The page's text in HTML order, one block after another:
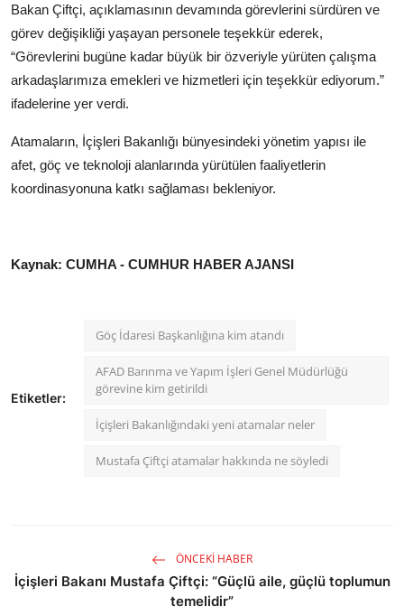
Bakan Çiftçi, açıklamasının devamında görevlerini sürdüren ve
görev değişikliği yaşayan personele teşekkür ederek,
“Görevlerini bugüne kadar büyük bir özveriyle yürüten çalışma
arkadaşlarımıza emekleri ve hizmetleri için teşekkür ediyorum.”
ifadelerine yer verdi.
Atamaların, İçişleri Bakanlığı bünyesindeki yönetim yapısı ile
afet, göç ve teknoloji alanlarında yürütülen faaliyetlerin
koordinasyonuna katkı sağlaması bekleniyor.
Kaynak: CUMHA - CUMHUR HABER AJANSI
Etiketler:
Göç İdaresi Başkanlığına kim atandı
AFAD Barınma ve Yapım İşleri Genel Müdürlüğü
görevine kim getirildi
İçişleri Bakanlığındaki yeni atamalar neler
Mustafa Çiftçi atamalar hakkında ne söyledi
ÖNCEKI HABER
İçişleri Bakanı Mustafa Çiftçi: “Güçlü aile, güçlü toplumun
temelidir”